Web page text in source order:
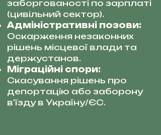
заборгованості по зарплаті
(цивільний сектор).
Адміністративні позови:
Оскарження незаконних
рішень місцевої влади та
держустанов.
Міграційні спори:
Скасування рішень про
депортацію або заборону
в'їзду в Україну/ЄС.